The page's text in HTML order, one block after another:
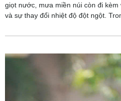
giọt nước, mưa miền núi còn đi
và sự thay đổi nhiệt độ đột ngột.